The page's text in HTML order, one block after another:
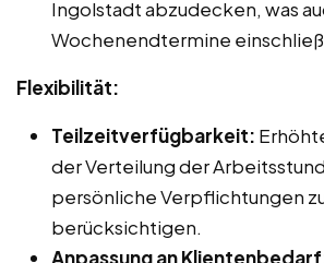
Ingolstadt abzudecken, was
Wochenendtermine
Flexibilität:
Teilzeitverfügbarkeit:
der Verteilung der
persönliche Verpflichtungen
berücksichtigen.
Anpassung an